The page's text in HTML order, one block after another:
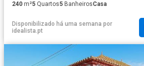
240 m²5 Quartos5 BanheirosCasa
Disponibilizado há uma semana por
idealista.pt